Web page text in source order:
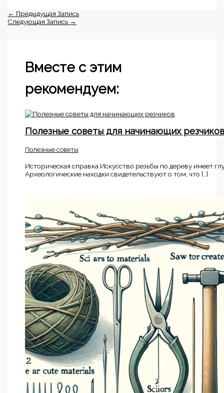
← Предыдущая Запись
Следующая Запись →
Вместе с этим
рекомендуем:
Полезные советы для начинающих резчиков
Полезные советы
Историческая справка Искусство резьбы по дереву имеет
Археологические находки свидетельствуют о том, что […]